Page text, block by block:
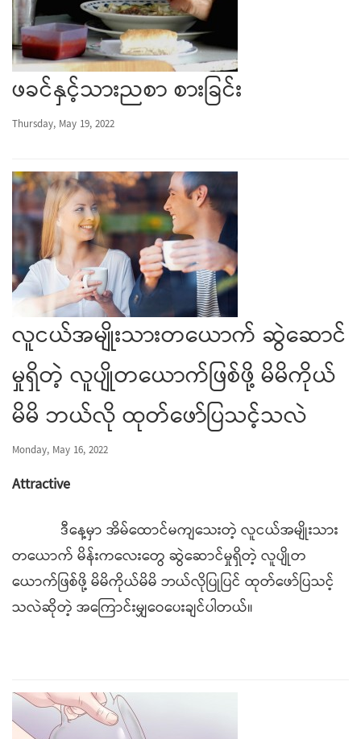
ဖခင်နှင့်သားညစာ စားခြင်း
Thursday, May 19, 2022
လူငယ်အမျိုးသားတယောက် ဆွဲဆောင်
မှုရှိတဲ့ လူပျိုတယောက်ဖြစ်ဖို့ မိမိကိုယ်
မိမိ ဘယ်လို ထုတ်ဖော်ပြသင့်သလဲ
Monday, May 16, 2022
Attractive
ဒီနေ့မှာ အိမ်ထောင်မကျသေးတဲ့ လူငယ်အမျိုးသား
တယောက် မိန်းကလေးတွေ ဆွဲဆောင်မှုရှိတဲ့ လူပျိုတ
ယောက်ဖြစ်ဖို့ မိမိကိုယ်မိမိ ဘယ်လိုပြုပြင် ထုတ်ဖော်ပြသင့်
သလဲဆိုတဲ့ အကြောင်းမျှဝေပေးချင်ပါတယ်။